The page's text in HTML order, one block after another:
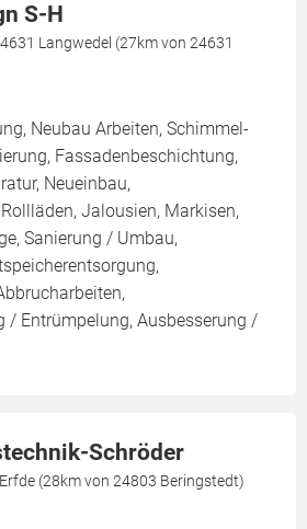
S-H
Langwedel (27km von 24631
Neubau Arbeiten, Schimmel-
Fassadenbeschichtung,
Neueinbau,
Jalousien, Markisen,
Sanierung / Umbau,
/ Entrümpelung, Ausbesserung /
Schröder
(28km von 24803 Beringstedt)